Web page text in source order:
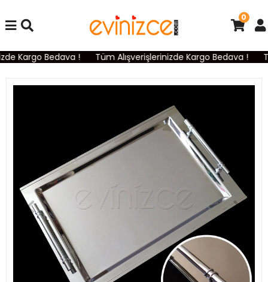
Kargo Bedava ! Tüm Alışverişlerinizde Kargo Bedava !
0